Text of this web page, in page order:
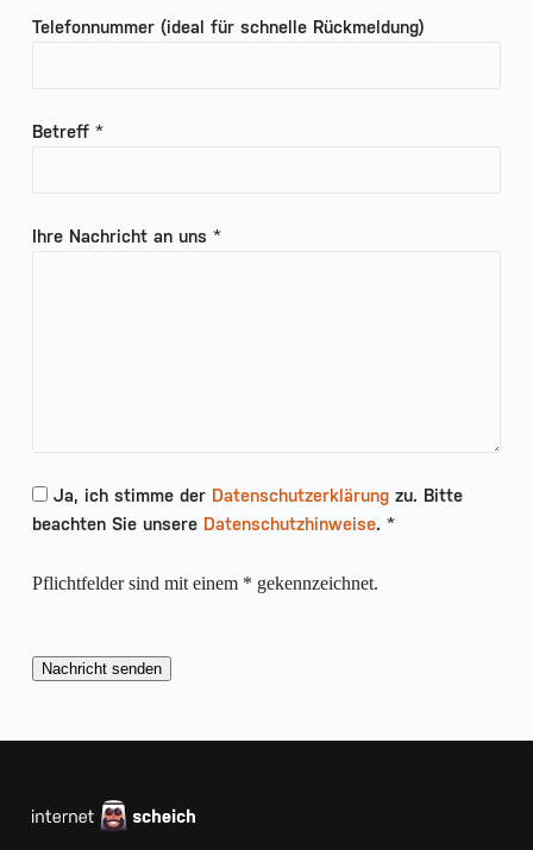
Telefonnummer (ideal für schnelle Rückmeldung)
Betreff *
Ihre Nachricht an uns *
Ja, ich stimme der Datenschutzerklärungzu. Bitte
beachten Sie unsere Datenschutzhinweise. *
Pflichtfelder sind mit einem * gekennzeichnet.